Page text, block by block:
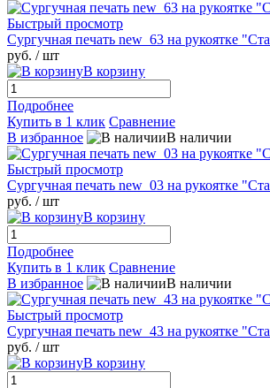
Быстрый просмотр
Сургучная печать new_63 на рукоятке
руб. / шт
В корзину
Подробнее
Купить в 1 клик Сравнение
В избранное
В наличии
Быстрый просмотр
Сургучная печать new_03 на рукоятке
руб. / шт
В корзину
Подробнее
Купить в 1 клик Сравнение
В избранное
В наличии
Быстрый просмотр
Сургучная печать new_43 на рукоятке
руб. / шт
В корзину